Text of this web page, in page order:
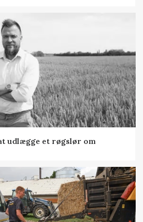
udlægge et røgslør om